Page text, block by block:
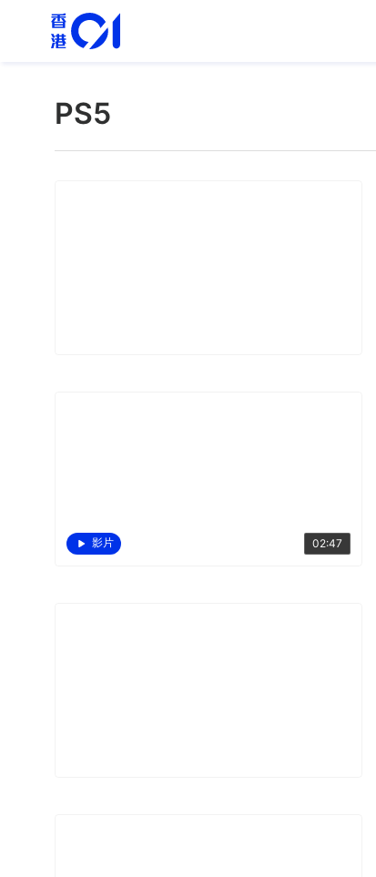
PS5
影片 02:47